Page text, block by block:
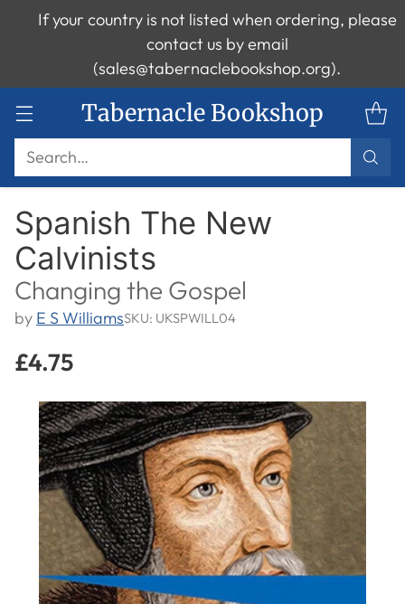
Tabernacle Bookshop
Search…
If your country is not listed when ordering, please
contact us by email
(sales@tabernaclebookshop.org).
Spanish The New
Calvinists
Changing the Gospel
by E S WilliamsSKU: UKSPWILL04
Regular
price
£4.75